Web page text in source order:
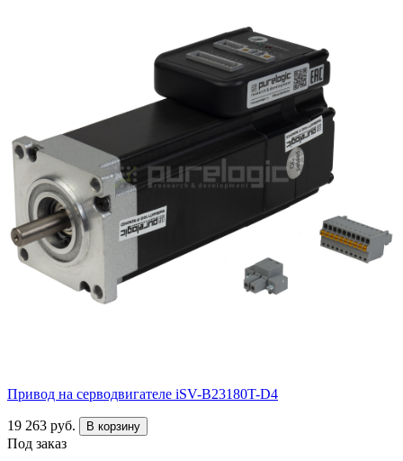
Привод на серводвигателе iSV-B23180T-D4
19 263 руб. В корзину
Под заказ